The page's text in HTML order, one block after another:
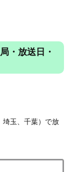
・放送日・
埼玉、千葉）で放